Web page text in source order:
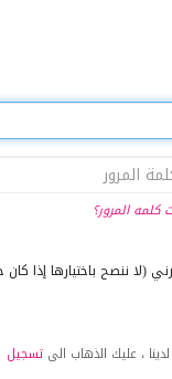
كلمه المرور؟
إذا كان جهازًك مشتركًا)
، عليك الذهاب الىتسجيل